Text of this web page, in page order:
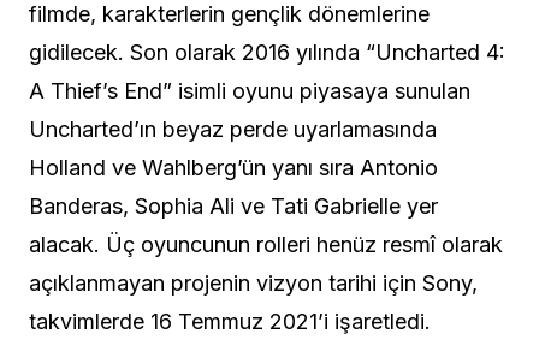
filmde, karakterlerin gençlik dönemlerine
gidilecek. Son olarak 2016 yılında “Uncharted 4:
A Thief’s End” isimli oyunu piyasaya sunulan
Uncharted’ın beyaz perde uyarlamasında
Holland ve Wahlberg’ün yanı sıra Antonio
Banderas, Sophia Ali ve Tati Gabrielle yer
alacak. Üç oyuncunun rolleri henüz resmî olarak
açıklanmayan projenin vizyon tarihi için Sony,
takvimlerde 16 Temmuz 2021’i işaretledi.